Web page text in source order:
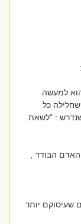
למעשה
כל
: "לשאת
הבודד ,
יותר